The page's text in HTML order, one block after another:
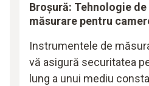
Broșură: Tehnologie de
măsurare pentru
Instrumentele de
vă asigură securitatea
lung a unui mediu